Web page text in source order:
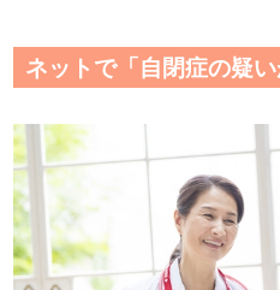
ネットで「自閉症の疑